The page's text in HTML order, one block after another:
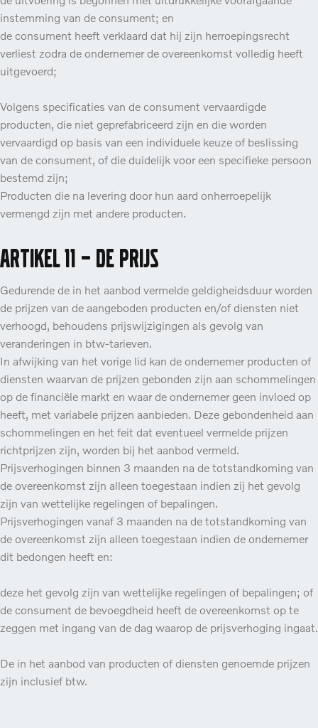
instemming van de consument; en
de consument heeft verklaard dat hij zijn herroepingsrecht
verliest zodra de ondernemer de overeenkomst volledig heeft
uitgevoerd;
Volgens specificaties van de consument vervaardigde
producten, die niet geprefabriceerd zijn en die worden
vervaardigd op basis van een individuele keuze of beslissing
van de consument, of die duidelijk voor een specifieke persoon
bestemd zijn;
Producten die na levering door hun aard onherroepelijk
vermengd zijn met andere producten.
Artikel 11 – De prijs
Gedurende de in het aanbod vermelde geldigheidsduur worden
de prijzen van de aangeboden producten en/of diensten niet
verhoogd, behoudens prijswijzigingen als gevolg van
veranderingen in btw-tarieven.
In afwijking van het vorige lid kan de ondernemer producten of
diensten waarvan de prijzen gebonden zijn aan schommelingen
op de financiële markt en waar de ondernemer geen invloed op
heeft, met variabele prijzen aanbieden. Deze gebondenheid aan
schommelingen en het feit dat eventueel vermelde prijzen
richtprijzen zijn, worden bij het aanbod vermeld.
Prijsverhogingen binnen 3 maanden na de totstandkoming van
de overeenkomst zijn alleen toegestaan indien zij het gevolg
zijn van wettelijke regelingen of bepalingen.
Prijsverhogingen vanaf 3 maanden na de totstandkoming van
de overeenkomst zijn alleen toegestaan indien de ondernemer
dit bedongen heeft en:
deze het gevolg zijn van wettelijke regelingen of bepalingen; of
de consument de bevoegdheid heeft de overeenkomst op te
zeggen met ingang van de dag waarop de prijsverhoging ingaat.
De in het aanbod van producten of diensten genoemde prijzen
zijn inclusief btw.